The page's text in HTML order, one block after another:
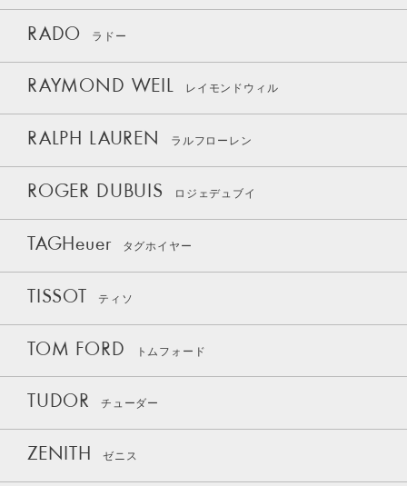
RADO ラドー
RAYMOND WEIL レイモンドウィル
RALPH LAUREN ラルフローレン
ROGER DUBUIS ロジェデュブイ
TAGHeuer タグホイヤー
TISSOT ティソ
TOM FORD トムフォード
TUDOR チューダー
ZENITH ゼニス